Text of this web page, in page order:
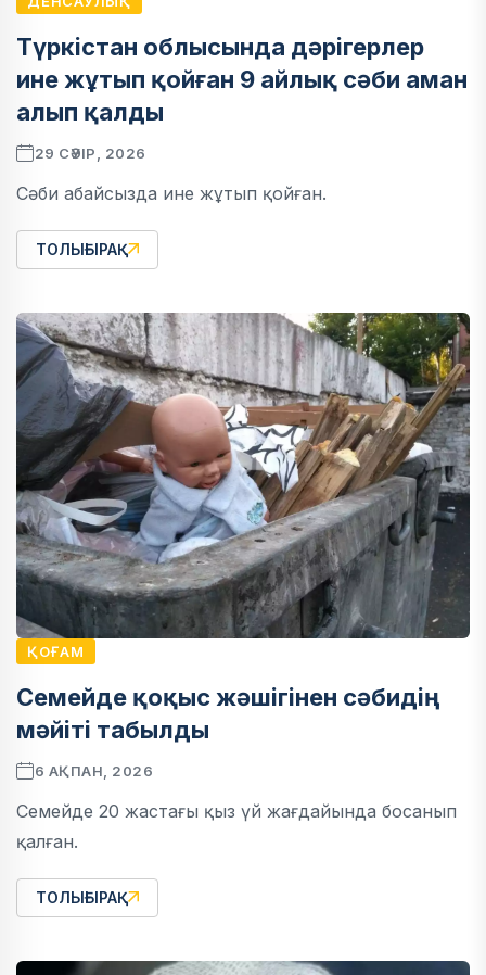
Түркістан облысында дәрігерлер
ине жұтып қойған 9 айлық сәби аман
алып қалды
29 СӘУІР, 2026
Сәби абайсызда ине жұтып қойған.
ТОЛЫҒЫРАҚ
ҚОҒАМ
Семейде қоқыс жәшігінен сәбидің
мәйіті табылды
6 АҚПАН, 2026
Семейде 20 жастағы қыз үй жағдайында босанып
қалған.
ТОЛЫҒЫРАҚ